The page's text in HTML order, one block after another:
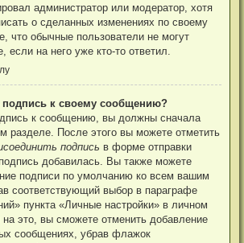
администратор или модератор, хотя
о сделанных изменениях по своему
что обычные пользователи не могут
если на него уже кто-то ответил.
подпись к своему сообщению?
к сообщению, вы должны сначала
разделе. После этого вы можете отметить
подпись в форме отправки
добавилась. Вы также можете
подписи по умолчанию ко всем вашим
соответствующий выбор в параграфе
пункта «Личные настройки» в личном
это, вы сможете отменить добавление
сообщениях, убрав флажок